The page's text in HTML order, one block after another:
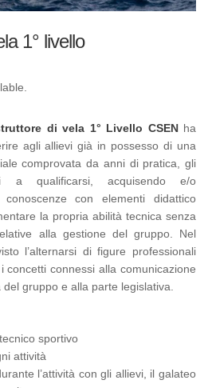
1° livello
di vela 1° Livello CSENha
agli allievi già in possesso di una
comprovata da anni di pratica, gli
a qualificarsi, acquisendo e/o
con elementi didattico
la propria abilità tecnica senza
alla gestione del gruppo. Nel
l’alternarsi di figure professionali
concetti connessi alla comunicazione
gruppo e alla parte legislativa.
sportivo
attività
l’attività con gli allievi, il galateo